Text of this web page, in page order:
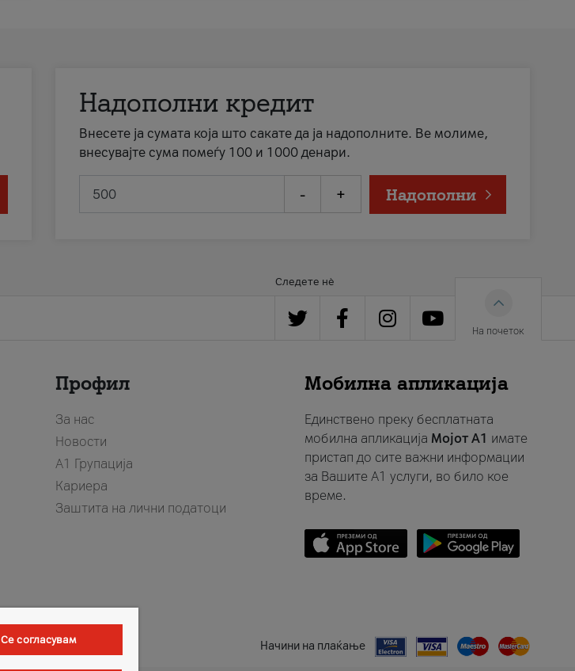
Надополни кредит
Внесете ја сумата која што сакате да ја надополните. Ве молиме,
внесувајте сума помеѓу 100 и 1000 денари.
- + Надополни
Следете нè
На почеток
Профил
За нас
Новости
А1 Групација
Кариера
Заштита на лични податоци
Мобилна апликација
Единствено преку бесплатната
мобилна апликација Мојот A1 имате
пристап до сите важни информации
за Вашите A1 услуги, во било кое
време.
Начини на плаќање
Се согласувам